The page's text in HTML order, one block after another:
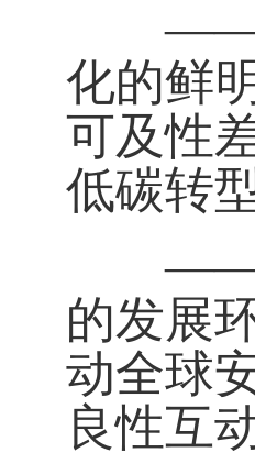
——要
化的鲜
可及性
低碳转型
——要
的发展
动全球
良性互